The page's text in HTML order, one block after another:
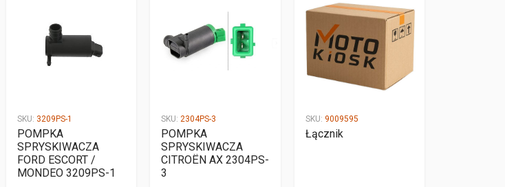
SKU: 3209PS-1
POMPKA
SPRYSKIWACZA
FORD ESCORT /
MONDEO 3209PS-1
SKU: 2304PS-3
POMPKA
SPRYSKIWACZA
CITROËN AX 2304PS-
3
SKU: 9009595
Łącznik